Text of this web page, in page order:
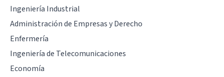
Ingeniería Industrial
Administración de Empresas y Derecho
Enfermería
Ingeniería de Telecomunicaciones
Economía